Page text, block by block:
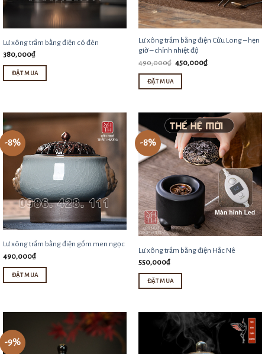
Lư xông trầm bằng điện có đèn
380,000₫
ĐẶT MUA
này
có
nhiều
thể.
tùy
chọn
có
thể
được
sản
phẩm
Lư xông trầm bằng điện Cửu Long – hẹn
giờ – chỉnh nhiệt độ
490,000₫ Giá
là:
450,000₫Giá
ĐẶT MUA
-8%
Lư xông trầm bằng điện gốm men ngọc
490,000₫
ĐẶT MUA
có
nhiều
-8%
Lư xông trầm bằng điện Hắc Nê
550,000₫
ĐẶT MUA
phẩm
-9%